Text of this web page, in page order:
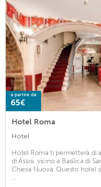
a partire da
65€
Hotel Roma
Hotel
Hotel Roma ti permetterà di
di Assisi, vicino a Basilica di
Chiesa Nuova. Questo hotel
...